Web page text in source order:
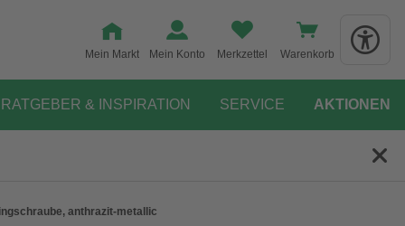
Mein Markt Mein Konto Merkzettel Warenkorb
RATGEBER & INSPIRATION SERVICE AKTIONEN
anthrazit-metallic